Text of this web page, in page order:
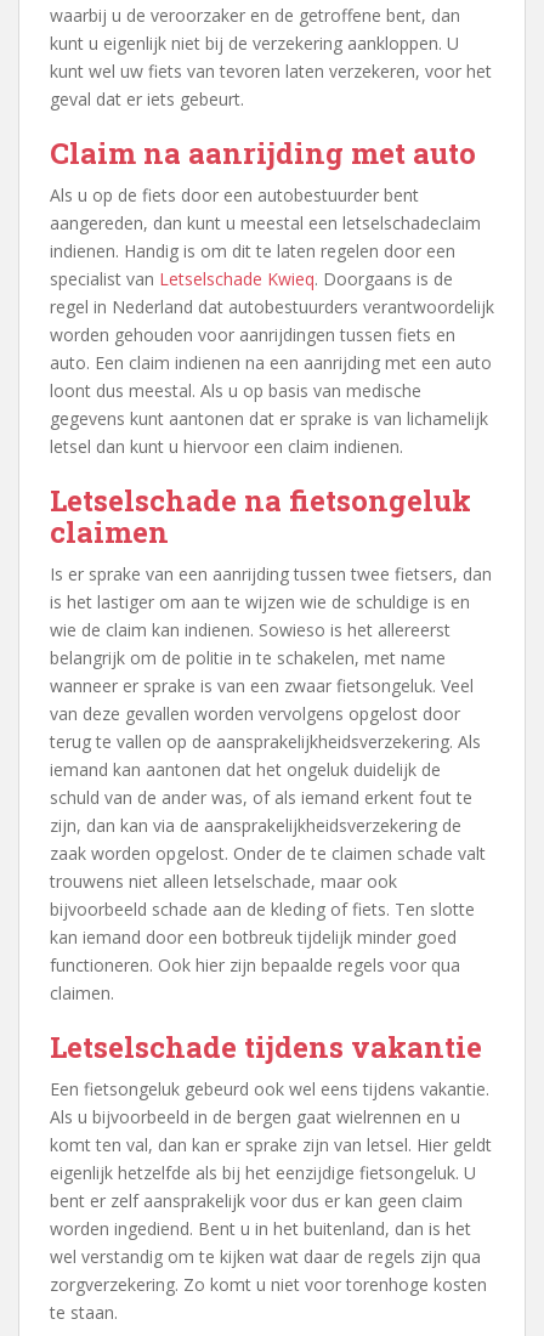
waarbij u de veroorzaker en de getroffene bent, dan
kunt u eigenlijk niet bij de verzekering aankloppen. U
kunt wel uw fiets van tevoren laten verzekeren, voor het
geval dat er iets gebeurt.
Claim na aanrijding met auto
Als u op de fiets door een autobestuurder bent
aangereden, dan kunt u meestal een letselschadeclaim
indienen. Handig is om dit te laten regelen door een
specialist van Letselschade Kwieq. Doorgaans is de
regel in Nederland dat autobestuurders verantwoordelijk
worden gehouden voor aanrijdingen tussen fiets en
auto. Een claim indienen na een aanrijding met een auto
loont dus meestal. Als u op basis van medische
gegevens kunt aantonen dat er sprake is van lichamelijk
letsel dan kunt u hiervoor een claim indienen.
Letselschade na fietsongeluk
claimen
Is er sprake van een aanrijding tussen twee fietsers, dan
is het lastiger om aan te wijzen wie de schuldige is en
wie de claim kan indienen. Sowieso is het allereerst
belangrijk om de politie in te schakelen, met name
wanneer er sprake is van een zwaar fietsongeluk. Veel
van deze gevallen worden vervolgens opgelost door
terug te vallen op de aansprakelijkheidsverzekering. Als
iemand kan aantonen dat het ongeluk duidelijk de
schuld van de ander was, of als iemand erkent fout te
zijn, dan kan via de aansprakelijkheidsverzekering de
zaak worden opgelost. Onder de te claimen schade valt
trouwens niet alleen letselschade, maar ook
bijvoorbeeld schade aan de kleding of fiets. Ten slotte
kan iemand door een botbreuk tijdelijk minder goed
functioneren. Ook hier zijn bepaalde regels voor qua
claimen.
Letselschade tijdens vakantie
Een fietsongeluk gebeurd ook wel eens tijdens vakantie.
Als u bijvoorbeeld in de bergen gaat wielrennen en u
komt ten val, dan kan er sprake zijn van letsel. Hier geldt
eigenlijk hetzelfde als bij het eenzijdige fietsongeluk. U
bent er zelf aansprakelijk voor dus er kan geen claim
worden ingediend. Bent u in het buitenland, dan is het
wel verstandig om te kijken wat daar de regels zijn qua
zorgverzekering. Zo komt u niet voor torenhoge kosten
te staan.